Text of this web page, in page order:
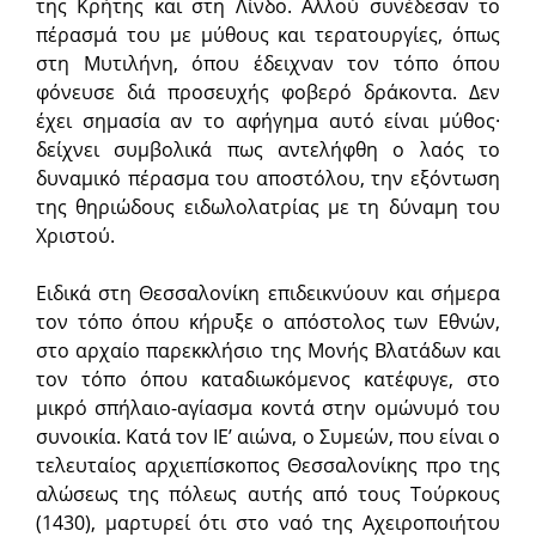
της Κρήτης και στη Λίνδο. Αλλού συνέδεσαν το
πέρασμά του με μύθους και τερατουργίες, όπως
στη Μυτιλήνη, όπου έδειχναν τον τόπο όπου
φόνευσε διά προσευχής φοβερό δράκοντα. Δεν
έχει σημασία αν το αφήγημα αυτό είναι μύθος·
δείχνει συμβολικά πως αντελήφθη ο λαός το
δυναμικό πέρασμα του αποστόλου, την εξόντωση
της θηριώδους ειδωλολατρίας με τη δύναμη του
Χριστού.
Ειδικά στη Θεσσαλονίκη επιδεικνύουν και σήμερα
τον τόπο όπου κήρυξε ο απόστολος των Εθνών,
στο αρχαίο παρεκκλήσιο της Μονής Βλατάδων και
τον τόπο όπου καταδιωκόμενος κατέφυγε, στο
μικρό σπήλαιο-αγίασμα κοντά στην ομώνυμό του
συνοικία. Κατά τον ΙΕ’ αιώνα, ο Συμεών, που είναι ο
τελευταίος αρχιεπίσκοπος Θεσσαλονίκης προ της
αλώσεως της πόλεως αυτής από τους Τούρκους
(1430), μαρτυρεί ότι στο ναό της Αχειροποιήτου